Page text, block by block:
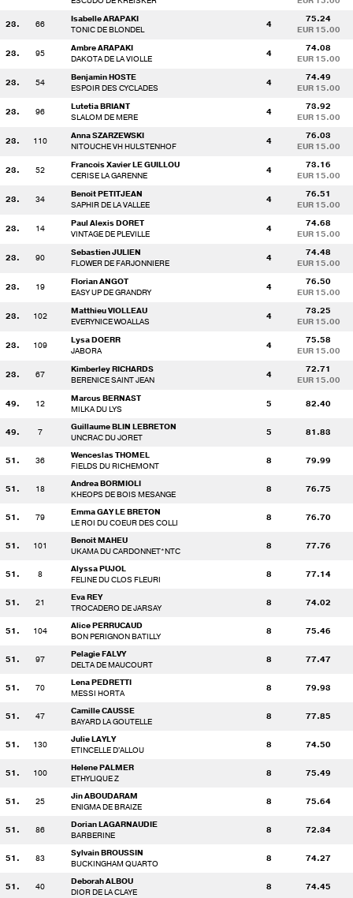
23. 66
Isabelle ARAPAKI
TONIC DE BLONDEL
4
75.24
EUR 15.00
23. 95
Ambre ARAPAKI
DAKOTA DE LA VIOLLE
4
74.08
EUR 15.00
23. 54
Benjamin HOSTE
ESPOIR DES CYCLADES
4
74.49
EUR 15.00
23. 96
Lutetia BRIANT
SLALOM DE MERE
4
73.92
EUR 15.00
23. 110
Anna SZARZEWSKI
NITOUCHE VH HULSTENHOF
4
76.03
EUR 15.00
23. 52
Francois Xavier LE GUILLOU
CERISE LA GARENNE
4
73.16
EUR 15.00
23. 34
Benoit PETITJEAN
SAPHIR DE LA VALLEE
4
76.51
EUR 15.00
23. 14
Paul Alexis DORET
VINTAGE DE PLEVILLE
4
74.68
EUR 15.00
23. 90
Sebastien JULIEN
FLOWER DE FARJONNIERE
4
74.48
EUR 15.00
23. 19
Florian ANGOT
EASY UP DE GRANDRY
4
76.50
EUR 15.00
23. 102
Matthieu VIOLLEAU
EVERYNICE WOALLAS
4
73.25
EUR 15.00
23. 109
Lysa DOERR
JABORA
4
75.58
EUR 15.00
23. 67
Kimberley RICHARDS
BERENICE SAINT JEAN
4
72.71
EUR 15.00
49. 12
Marcus BERNAST
MILKA DU LYS
5 82.40
49. 7
Guillaume BLIN LEBRETON
UNCRAC DU JORET
5 81.83
51. 36
Wenceslas THOMEL
FIELDS DU RICHEMONT
8 79.99
51. 18
Andrea BORMIOLI
KHEOPS DE BOIS MESANGE
8 76.75
51. 79
Emma GAY LE BRETON
LE ROI DU COEUR DES COLLI
8 76.70
51. 101
Benoit MAHEU
UKAMA DU CARDONNET*NTC
8 77.76
51. 8
Alyssa PUJOL
FELINE DU CLOS FLEURI
8 77.14
51. 21
Eva REY
TROCADERO DE JARSAY
8 74.02
51. 104
Alice PERRUCAUD
BON PERIGNON BATILLY
8 75.46
51. 97
Pelagie FALVY
DELTA DE MAUCOURT
8 77.47
51. 70
Lena PEDRETTI
MESSI HORTA
8 79.93
51. 47
Camille CAUSSE
BAYARD LA GOUTELLE
8 77.85
51. 130
Julie LAYLY
ETINCELLE D'ALLOU
8 74.50
51. 100
Helene PALMER
ETHYLIQUE Z
8 75.49
51. 25
Jin ABOUDARAM
ENIGMA DE BRAIZE
8 75.64
51. 86
Dorian LAGARNAUDIE
BARBERINE
8 72.34
51. 83
Sylvain BROUSSIN
BUCKINGHAM QUARTO
8 74.27
51. 40
Deborah ALBOU
DIOR DE LA CLAYE
8 74.45